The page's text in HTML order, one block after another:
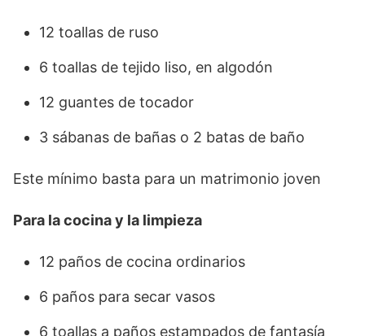
12 toallas de ruso
6 toallas de tejido liso, en algodón
12 guantes de tocador
3 sábanas de bañas o 2 batas de baño
Este mínimo basta para un matrimonio joven
Para la cocina y la limpieza
12 paños de cocina ordinarios
6 paños para secar vasos
6 toallas a paños estampados de fantasía